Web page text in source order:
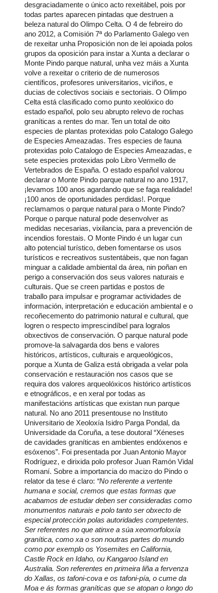
desgraciadamente o único acto rexeitábel, pois por
todas partes aparecen pintadas que destruen a
beleza natural do Olimpo Celta. O 4 de febreiro do
ano 2012, aComisión 7ª do Parlamento Galego ven
de rexeitar unha Proposición non de lei apoiada polos
grupos da oposición para instar a Xunta a declarar o
Monte Pindo parque natural, unha vez máis a Xunta
volve a rexeitar o criterio de de numerosos
científicos, profesores universitarios, viciños, e
ducias de colectivos sociais e sectoriais. O Olimpo
Celta está clasificado como punto xeolóxico do
estado español, polo seu abrupto relevo de rochas
graníticas a rentes do mar. Ten un total de oito
especies de plantas protexidas polo Catalogo Galego
de Especies Ameazadas. Tres especies de fauna
protexidas polo Catalogo de Especies Ameazadas, e
sete especies protexidas polo Libro Vermello de
Vertebrados de España. O estado español valorou
declarar o Monte Pindo parque natural no ano 1917,
¡levamos 100 anos agardando que se faga realidade!
¡100 anos de oportunidades perdidas!. Porque
reclamamos o parque natural para o Monte Pindo?
Porque o parque natural pode desenvolver as
medidas necesarias, vixilancia, para a prevención de
incendios forestais. O Monte Pindo é un lugar cun
alto potencial turístico, deben fomentarse os usos
turísticos e recreativos sustentábeis, que non fagan
minguar a calidade ambiental da área, nin poñan en
perigo a conservación dos seus valores naturais e
culturais. Que se creen partidas e postos de
traballo para impulsar e programar actividades de
información, interpretación e educación ambiental e o
recoñecemento do patrimonio natural e cultural, que
logren o respecto imprescindíbel para logralos
obxectivos de conservación. O parque natural pode
promove-la salvagarda dos bens e valores
históricos, artísticos, culturais e arqueológicos,
porque a Xunta de Galiza está obrigada a velar pola
conservación e restauración nos casos que se
requira dos valores arqueolóxicos histórico artísticos
e etnográficos, e en xeral por todas as
manifestacións artísticas que existan nun parque
natural. No ano 2011 presentouse no Instituto
Universitario de Xeoloxía Isidro Parga Pondal, da
Universidade da Coruña, a tese doutoral “Xéneses
de cavidades graníticas en ambientes endóxenos e
esóxenos”. Foi presentada por Juan Antonio Mayor
Rodríguez, e dirixida polo profesor Juan Ramón Vidal
Romaní. Sobre a importancia do macizo do Pindo o
relator da tese é claro: “No referente a vertente
humana e social, cremos que estas formas que
acabamos de estudar deben ser consideradas como
monumentos naturais e polo tanto ser obxecto de
especial protección polas autoridades competentes.
Ser referentes no que atinxe a súa xeomorfoloxía
granítica, como xa o son noutras partes do mundo
como por exemplo os Yosemites en California,
Castle Rock en Idaho, ou Kangaroo Island en
Australia. Son referentes en primeira liña a fervenza
do Xallas, os tafoni-cova e os tafoni-pía, o cume da
Moa e ás formas graníticas que se atopan o longo do